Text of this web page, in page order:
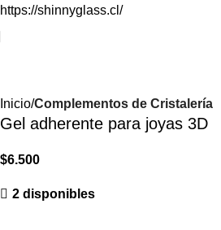
https://shinnyglass.cl/
Inicio Complementos de Cristalería
Gel adherente para joyas 3D
$6.500
2 disponibles